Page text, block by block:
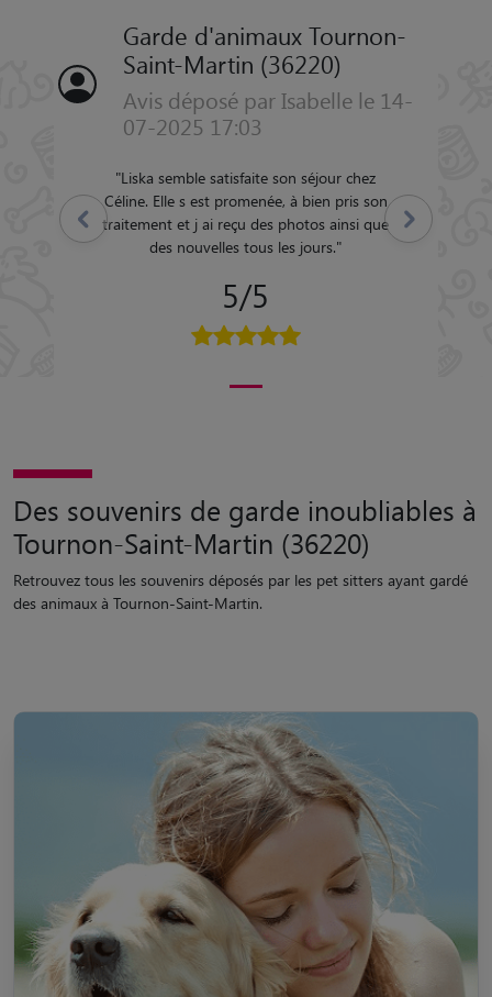
Garde d'animaux Tournon-
Saint-Martin (36220)
Avis déposé par Isabelle le 14-
07-2025 17:03
"Liska semble satisfaite son séjour chez
Céline. Elle s est promenée, à bien pris son
traitement et j ai reçu des photos ainsi que
des nouvelles tous les jours."
5/5
Précédent Suivant
Des souvenirs de garde inoubliables à
Tournon-Saint-Martin (36220)
Retrouvez tous les souvenirs déposés par les pet sitters ayant gardé
des animaux à Tournon-Saint-Martin.